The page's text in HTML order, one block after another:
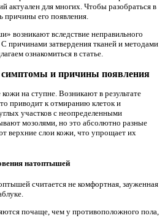
актуален для многих. Чтобы разобраться в
причины его появления.
возникают вследствие неправильного
причинами затвердения тканей и методами
ознакомиться в статье.
и причины появления
на ступне. Возникают в результате
приводит к отмиранию клеток и
участков с неопределенными
мозолями, но это абсолютно разные
верхние слои кожи, что упрощает их
натоптышей
считается не комфортная, зауженная
почаще, чем у противоположного пола,